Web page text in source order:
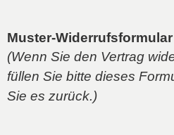
Muster-Widerrufsformular
(Wenn Sie den Vertrag
füllen Sie bitte dieses
Sie es zurück.)